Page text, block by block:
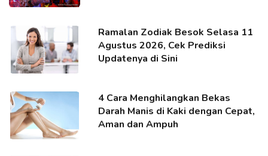
Ramalan Zodiak Besok Selasa 11
Agustus 2026, Cek Prediksi
Updatenya di Sini
4 Cara Menghilangkan Bekas
Darah Manis di Kaki dengan Cepat,
Aman dan Ampuh